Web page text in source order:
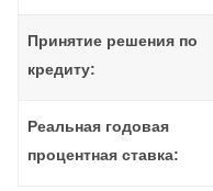
Принятие решения по
кредиту:
Реальная годовая
процентная ставка: